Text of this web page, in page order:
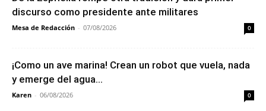
discurso como presidente ante militares
Mesa de Redacción - 07/08/2026 0
¡Como un ave marina! Crean un robot que vuela, nada
y emerge del agua...
Karen - 06/08/2026 0